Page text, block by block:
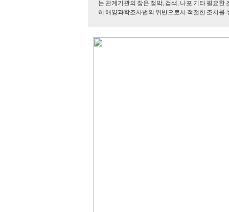
는 관계기관의 장은 정박, 검색, 나포 기타 필요한
히 해양과학조사법의 위반으로서 적절한 조치를